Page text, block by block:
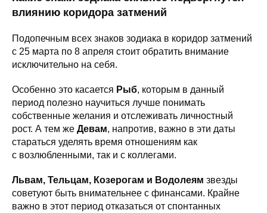
влиянию коридора затмений
Подопечным всех знаков зодиака в коридор затмений
с 25 марта по 8 апреля стоит обратить внимание
исключительно на себя.
Особенно это касается Рыб, которым в данный
период полезно научиться лучше понимать
собственные желания и отслеживать личностный
рост. А тем же Девам, напротив, важно в эти даты
стараться уделять время отношениям как
с возлюбленными, так и с коллегами.
Львам, Тельцам, Козерогам и Водолеям звезды
советуют быть внимательнее с финансами. Крайне
важно в этот период отказаться от спонтанных